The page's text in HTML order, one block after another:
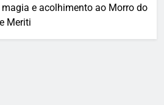
e acolhimento ao Morro do
Meriti